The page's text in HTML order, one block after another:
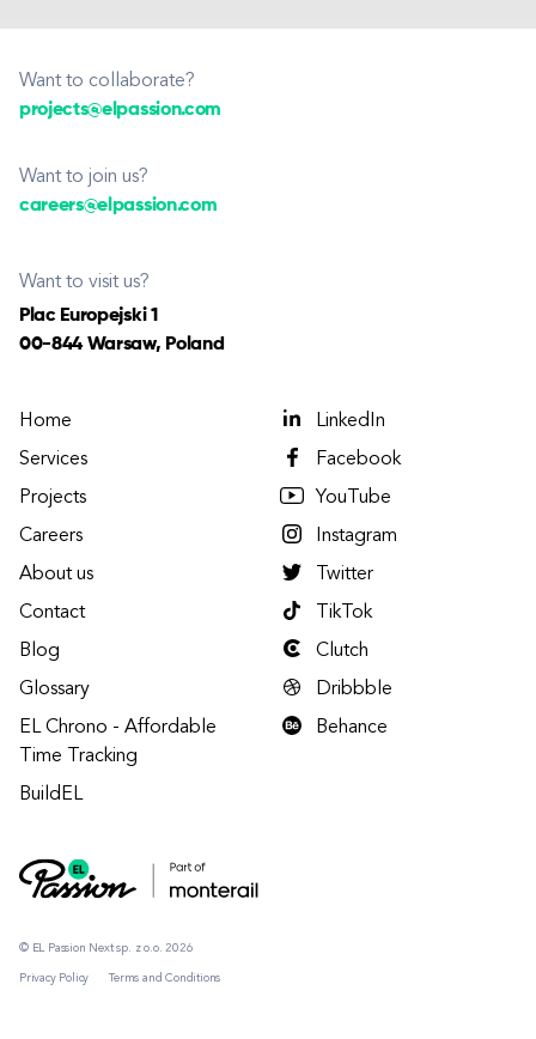
Want to collaborate?
projects@elpassion.com
Want to join us?
careers@elpassion.com
Want to visit us?
Plac Europejski 1
00-844 Warsaw, Poland
© EL Passion Next sp. z o.o. 2026
Privacy Policy Terms and Conditions
Home
Services
Projects
Careers
About us
Contact
Blog
Glossary
EL Chrono - Affordable
Time Tracking
BuildEL
LinkedIn
Facebook
YouTube
Instagram
Twitter
TikTok
Clutch
Dribbble
Behance